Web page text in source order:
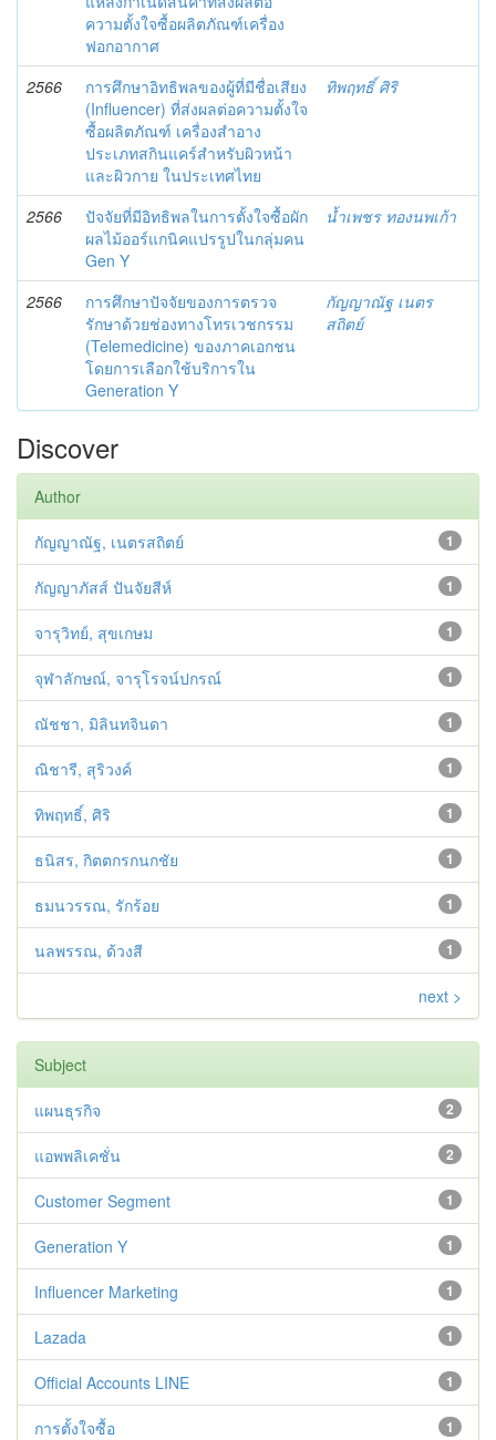
ความตั้งใจซื้อผลิตภัณฑ์เครื่อง
ฟอกอากาศ
2566
การศึกษาอิทธิพลของผู้ที่มีชื่อเสียง
(Influencer) ที่ส่งผลต่อความตั้งใจ
ซื้อผลิตภัณฑ์ เครื่องสำอาง
ประเภทสกินแคร์สำหรับผิวหน้า
และผิวกาย ในประเทศไทย
ทิพฤทธิ์ ศิริ
2566
ปัจจัยที่มีอิทธิพลในการตั้งใจซื้อผัก
ผลไม้ออร์แกนิคแปรรูปในกลุ่มคน
Gen Y
น้ำเพชร ทองนพเก้า
2566
การศึกษาปัจจัยของการตรวจ
รักษาด้วยช่องทางโทรเวชกรรม
(Telemedicine) ของภาคเอกชน
โดยการเลือกใช้บริการใน
Generation Y
กัญญาณัฐ เนตร
สถิตย์
Discover
Author
1
กัญญาณัฐ, เนตรสถิตย์
1
กัญญาภัสส์ ปันจัยสีห์
1
จารุวิทย์, สุขเกษม
1
จุฬาลักษณ์, จารุโรจน์ปกรณ์
1
ณัชชา, มิลินทจินดา
1
ณิชารี, สุริวงค์
1
ทิพฤทธิ์, ศิริ
1
ธนิสร, กิตตกรกนกชัย
1
ธมนวรรณ, รักร้อย
1
นลพรรณ, ด้วงสี
next >
Subject
2
แผนธุรกิจ
2
แอพพลิเคชั่น
1
Customer Segment
1
Generation Y
1
Influencer Marketing
1
Lazada
1
Official Accounts LINE
1
การตั้งใจซื้อ